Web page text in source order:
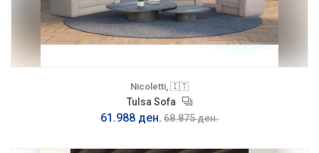
Nicoletti, 🇮🇹
Tulsa Sofa
61.988 ден. 68.875 ден.